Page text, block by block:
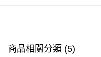
商品相關分類 (5)